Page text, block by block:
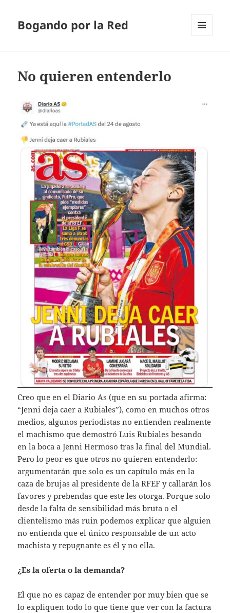
Bogando por la Red
No quieren entenderlo
Creo que en el Diario As (que en su portada afirma:
“Jenni deja caer a Rubiales”), como en muchos otros
medios, algunos periodistas no entienden realmente
el machismo que demostró Luis Rubiales besando
en la boca a Jenni Hermoso tras la final del Mundial.
Pero lo peor es que otros no quieren entenderlo:
argumentarán que solo es un capítulo más en la
caza de brujas al presidente de la RFEF y callarán los
favores y prebendas que este les otorga. Porque solo
desde la falta de sensibilidad más bruta o el
clientelismo más ruin podemos explicar que alguien
no entienda que el único responsable de un acto
machista y repugnante es él y no ella.
¿Es la oferta o la demanda?
El que no es capaz de entender por muy bien que se
lo expliquen todo lo que tiene que ver con la factura